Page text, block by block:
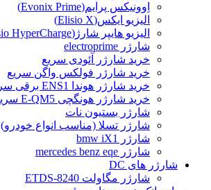
اِوونیکس پرایم(Evonix Prime)
الیزیو ایکس(Elisio X)
الیزیو هایپر شارژ(Elisio HyperCharge)
شارژر electroprime
خرید شارژر آئودی سریع
خرید شارژر فولکس واگن سریع
خرید شارژر هوندا ENS1 برقی سریع
خرید شارژر هونگچی E-QM5 سریع
شارژر بستیون نات
شارژر تسلا (مناسب انواع خودرو)
شارژر bmw iX1
شارژر mercedes benz eqe
شارژر های DC
شارژر مگاولت ETDS-8240